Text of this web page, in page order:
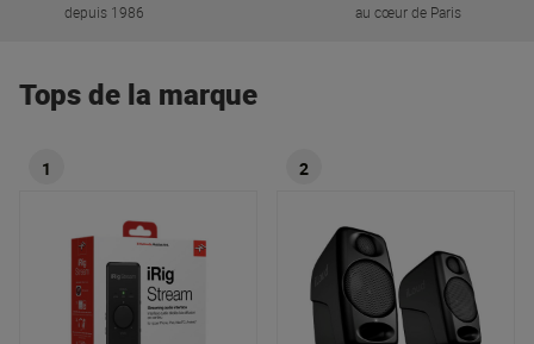
depuis 1986 au cœur de Paris
Tops de la marque
1 2